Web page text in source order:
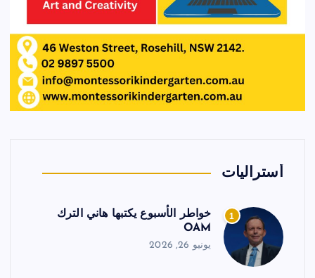
أستراليات
1
خواطر الأسبوع يكتبها هاني الترك
OAM
يونيو 26, 2026